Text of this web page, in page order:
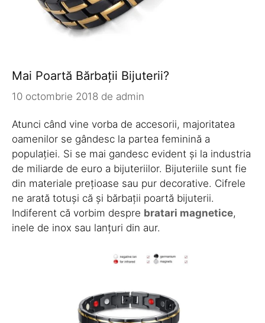
Mai Poartă Bărbații Bijuterii?
10 octombrie 2018 de admin
Atunci când vine vorba de accesorii, majoritatea
oamenilor se gândesc la partea feminină a
populației. Si se mai gandesc evident și la industria
de miliarde de euro a bijuteriilor. Bijuteriile sunt fie
din materiale prețioase sau pur decorative. Cifrele
ne arată totuși că și bărbații poartă bijuterii.
Indiferent că vorbim despre bratari magnetice,
inele de inox sau lanțuri din aur.